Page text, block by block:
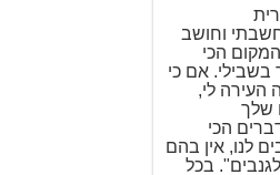
חשבתי וחושב
הכי
בשבילי. אם כי
העירה לי,
שלך
הכי
לנו, אין בהם
לגנבים". בכל